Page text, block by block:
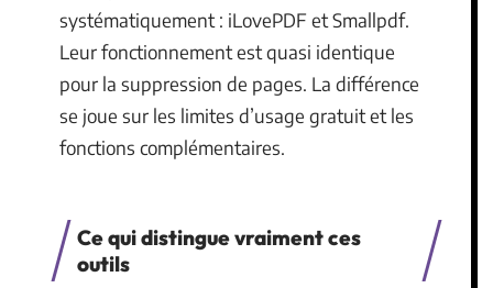
systématiquement : iLovePDF et Smallpdf.
Leur fonctionnement est quasi identique
pour la suppression de pages. La différence
se joue sur les limites d’usage gratuit et les
fonctions complémentaires.
Ce qui distingue vraiment ces
outils